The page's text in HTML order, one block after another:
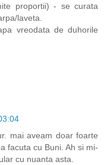
proportii) - se curata
laveta.
vreodata de duhorile
mai aveam doar foarte
facuta cu Buni. Ah si mi-
cu nuanta asta.